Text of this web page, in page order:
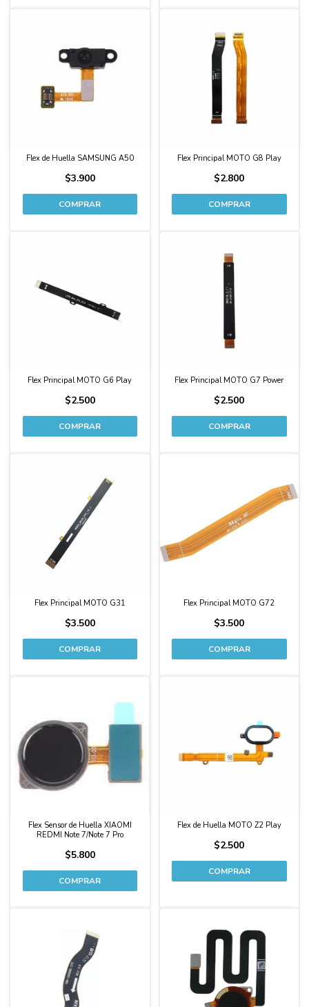
Flex de Huella SAMSUNG A50
$3.900
Flex Principal MOTO G8 Play
$2.800
Flex Principal MOTO G6 Play
$2.500
Flex Principal MOTO G7 Power
$2.500
Flex Principal MOTO G31
$3.500
Flex Principal MOTO G72
$3.500
Flex Sensor de Huella XIAOMI
REDMI Note 7/Note 7 Pro
$5.800
Flex de Huella MOTO Z2 Play
$2.500